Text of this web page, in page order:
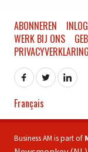
ABONNEREN
WERK BIJ ONS
PRIVACYVERKLARING
Français
Business AM is part of